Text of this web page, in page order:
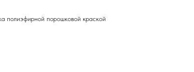
полиэфирной порошковой краской